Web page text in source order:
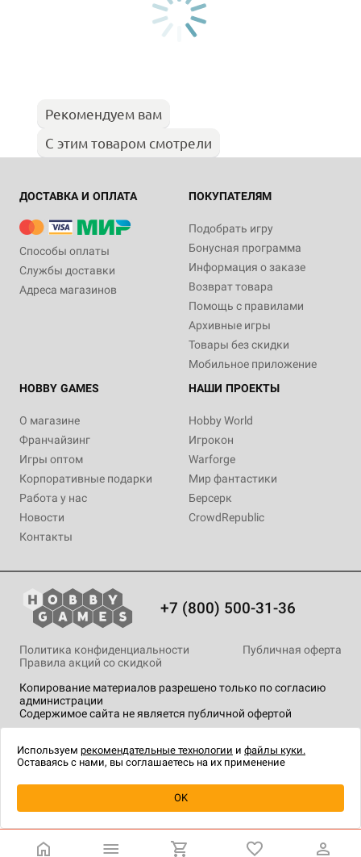
Рекомендуем вам
С этим товаром смотрели
ДОСТАВКА И ОПЛАТА
Способы оплаты
Службы доставки
Адреса магазинов
ПОКУПАТЕЛЯМ
Подобрать игру
Бонусная программа
Информация о заказе
Возврат товара
Помощь с правилами
Архивные игры
Товары без скидки
Мобильное приложение
HOBBY GAMES
О магазине
Франчайзинг
Игры оптом
Корпоративные подарки
Работа у нас
Новости
Контакты
НАШИ ПРОЕКТЫ
Hobby World
Игрокон
Warforge
Мир фантастики
Берсерк
CrowdRepublic
+7 (800) 500-31-36
Копирование материалов разрешено только по согласию
администрации
Содержимое сайта не является публичной офертой
Политика конфиденциальности
Публичная оферта
Правила акций со скидкой
технологии.
Используем рекомендательные технологии и файлы куки.
Оставаясь с нами, вы соглашаетесь на их применение
OK